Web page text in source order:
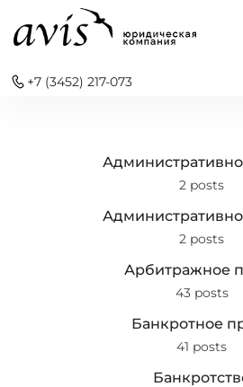
+7 (3452) 217-073
2 posts
2 posts
Арбитражное
43 posts
Банкротное
41 posts